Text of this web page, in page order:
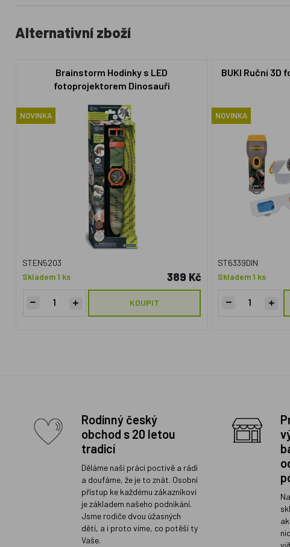
Alternativní zboží
Brainstorm Hodinky s LED
fotoprojektorem Dinosauři
NOVINKA
STEN5203
Skladem 1 ks
389 Kč
KOUPIT
BUKI Ruční 3D
NOVINKA
ST6339DIN
Skladem 1 ks
Rodinný český
obchod s 20 letou
tradicí
Děláme naši práci poctivě a rádi
a doufáme, že je to znát. Osobní
přístup ke každému zákazníkovi
je základem našeho podnikání.
Jsme rodiče dvou úžasných
dětí, a i proto víme, co potěší ty
Vaše.